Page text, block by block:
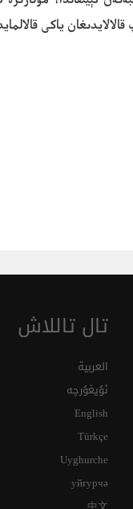
ياكى
تال تاللاش
العربية
ئۇيغۇرچە
English
Türkçe
Uyghurche
уйғурчә